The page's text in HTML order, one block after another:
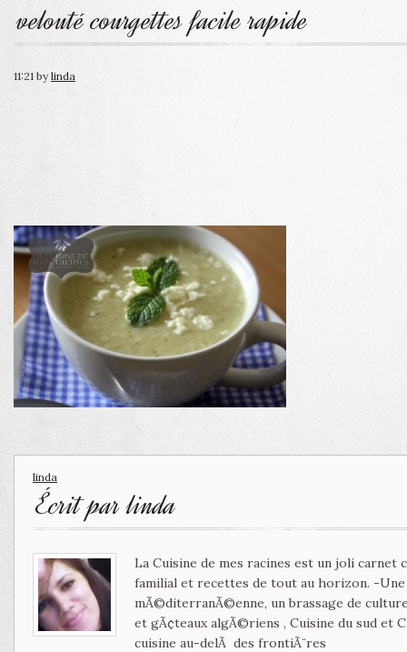
velouté courgettes facile rapide
11:21 bylinda
linda
Écrit parlinda
La Cuisine de mes racines est un joli
familial et recettes de tout au horizon. -
mÃ©diterranÃ©enne, un brassage de
et gÃ¢teaux algÃ©riens , Cuisine du sud et
cuisine au-delÃ des frontiÃ¨res